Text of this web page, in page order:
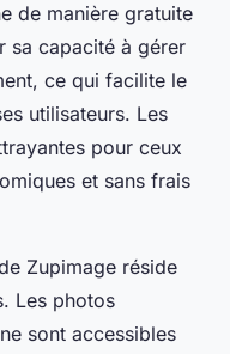
de manière gratuite
sa capacité à gérer
ce qui facilite le
utilisateurs. Les
pour ceux
et sans frais
Zupimage réside
Les photos
sont accessibles